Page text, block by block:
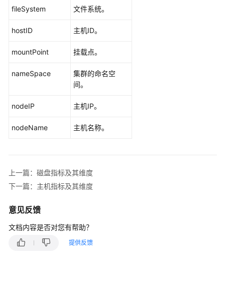
助
多
档
指
南
（吉
隆
坡
fileSystem 文件系统。
hostID 主机ID。
mountPoint 挂载点。
nameSpace
集群的命名空
间。
nodeIP 主机IP。
nodeName 主机名称。
上一篇：磁盘指标及其维度
下一篇：主机指标及其维度
意见反馈
文档内容是否对您有帮助？
提供反馈